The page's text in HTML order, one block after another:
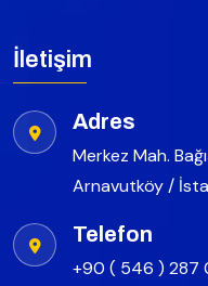
İletişim
Adres
Merkez Mah.
Arnavutköy /
Telefon
+90 ( 546 ) 287